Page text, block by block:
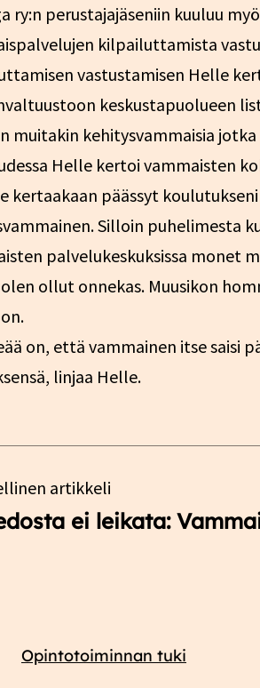
ry:n perustajajäseniin kuuluu
kilpailuttamista
vastustamisen Helle
keskustapuolueen
muitakin kehitysvammaisia
Helle kertoi vammaisten
kertaakaan päässyt
Silloin puhelimesta
palvelukeskuksissa monet
olen ollut onnekas. Muusikon
on, että vammainen itse saisi
linjaa Helle.
artikkeli
ei leikata:
Opintotoiminnan tuki